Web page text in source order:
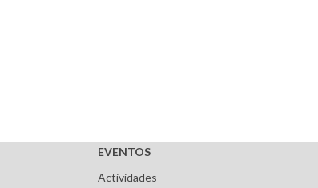
EVENTOS
Actividades